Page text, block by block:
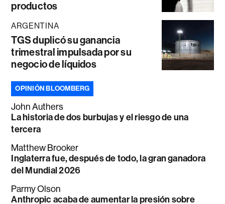
productos
ARGENTINA
TGS duplicó su ganancia
trimestral impulsada por su
negocio de líquidos
OPINIÓN BLOOMBERG
John Authers
La historia de dos burbujas y el riesgo de una
tercera
Matthew Brooker
Inglaterra fue, después de todo, la gran ganadora
del Mundial 2026
Parmy Olson
Anthropic acaba de aumentar la presión sobre